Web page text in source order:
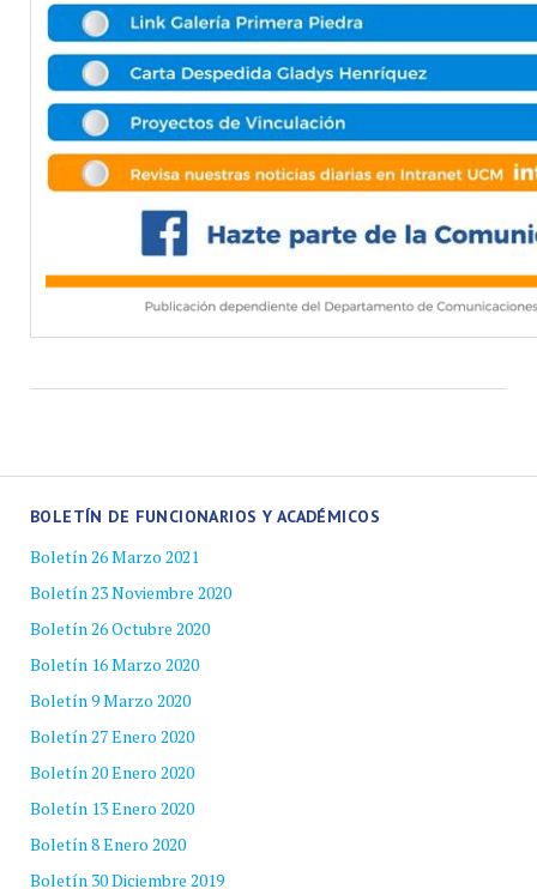
BOLETÍN DE FUNCIONARIOS Y ACADÉMICOS
Boletín 26 Marzo 2021
Boletín 23 Noviembre 2020
Boletín 26 Octubre 2020
Boletín 16 Marzo 2020
Boletín 9 Marzo 2020
Boletín 27 Enero 2020
Boletín 20 Enero 2020
Boletín 13 Enero 2020
Boletín 8 Enero 2020
Boletín 30 Diciembre 2019